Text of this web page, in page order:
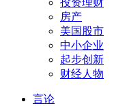
投资理财
房产
美国股市
中小企业
起步创新
财经人物
言论